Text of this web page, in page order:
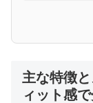
主な特徴
ィット感